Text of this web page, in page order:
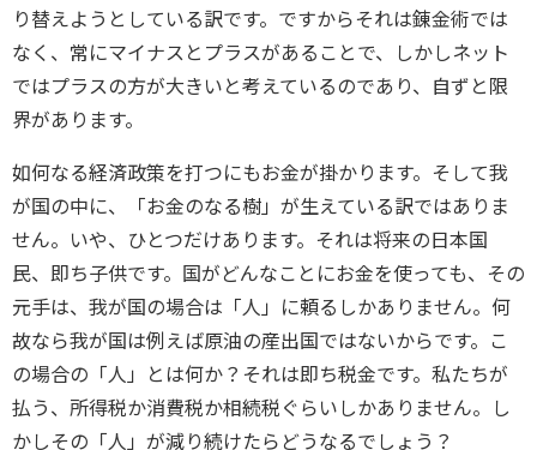
り替えようとしている訳です。ですからそれは錬金術では
なく、常にマイナスとプラスがあることで、しかしネット
ではプラスの方が大きいと考えているのであり、自ずと限
界があります。
如何なる経済政策を打つにもお金が掛かります。そして我
が国の中に、「お金のなる樹」が生えている訳ではありま
せん。いや、ひとつだけあります。それは将来の日本国
民、即ち子供です。国がどんなことにお金を使っても、その
元手は、我が国の場合は「人」に頼るしかありません。何
故なら我が国は例えば原油の産出国ではないからです。こ
の場合の「人」とは何か？それは即ち税金です。私たちが
払う、所得税か消費税か相続税ぐらいしかありません。し
かしその「人」が減り続けたらどうなるでしょう？